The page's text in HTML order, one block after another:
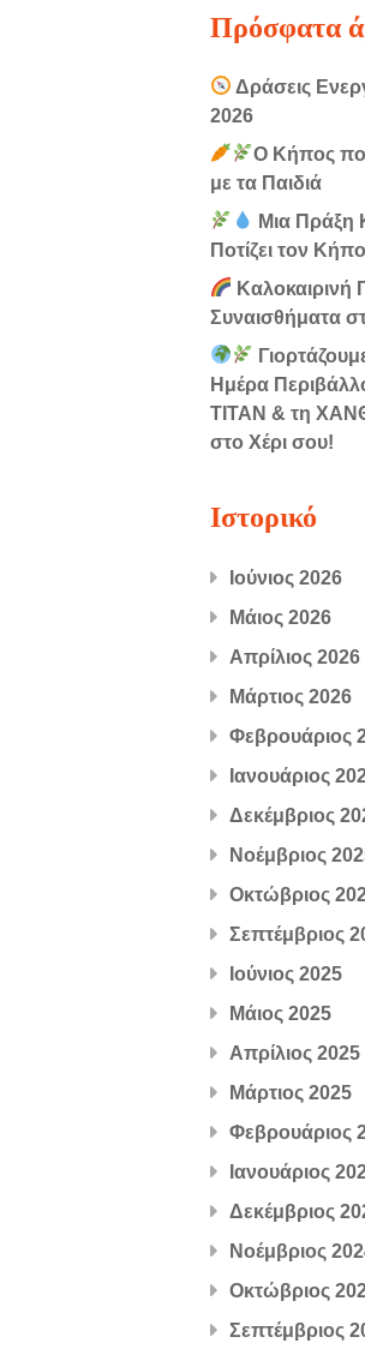
Πρόσφατα
Δράσεις
2026
Ο Κήπος
με τα Παιδιά
Μια Πράξη
Ποτίζει τον
Καλοκαιρινή
Συναισθήματα
Ημέρα
ΤΙΤΑΝ & τη
στο Χέρι σου!
Ιστορικό
Ιούνιος 2026
Μάιος 2026
Απρίλιος 2026
Μάρτιος 2026
Φεβρουάριος
Ιανουάριος
Δεκέμβριος
Νοέμβριος
Οκτώβριος
Σεπτέμβριος
Ιούνιος 2025
Μάιος 2025
Απρίλιος 2025
Μάρτιος 2025
Φεβρουάριος
Ιανουάριος
Δεκέμβριος
Νοέμβριος
Οκτώβριος
Σεπτέμβριος